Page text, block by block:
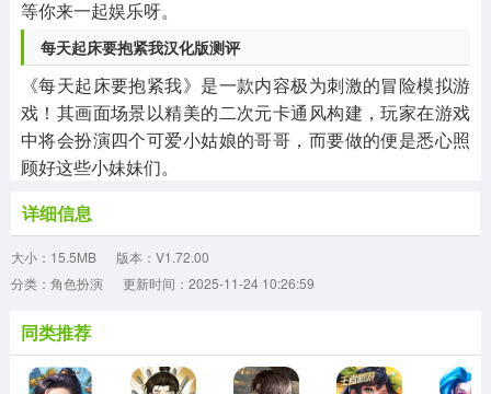
等你来一起娱乐呀。
每天起床要抱紧我汉化版测评
《每天起床要抱紧我》是一款内容极为刺激的冒险模拟游
戏！其画面场景以精美的二次元卡通风构建，玩家在游戏
中将会扮演四个可爱小姑娘的哥哥，而要做的便是悉心照
顾好这些小妹妹们。
详细信息
大小：15.5MB
版本：V1.72.00
分类：角色扮演
更新时间：2025-11-24 10:26:59
同类推荐